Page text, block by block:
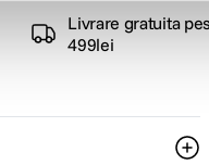
Livrare gratuita
499lei